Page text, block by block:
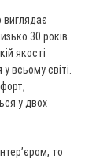
виглядає
30 років.
якості
всьому світі.
у двох
то